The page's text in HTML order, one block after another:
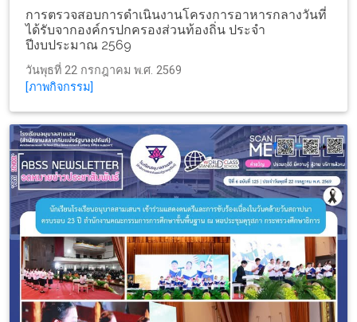
การตรวจสอบการดำเนินงานโครงการอาหารกลางวันที่
ได้รับจากองค์กรปกครองส่วนท้องถิ่น ประจำ
ปีงบประมาณ 2569
วันพุธที่ 22 กรกฎาคม พ.ศ. 2569
[ภาพกิจกรรม]